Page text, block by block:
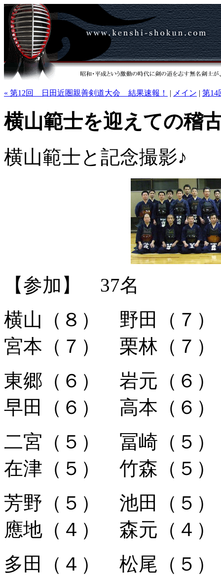
« 第12回 日田近圏親善剣道大会 結果速報！ | メイン | 第
横山範士を迎えての稽
横山範士と記念撮影♪
【参加】 37名
横山（８） 野田（７
宮本（７） 栗林（７
東郷（６） 岩元（６
早田（６） 高本（６
二宮（５） 冨崎（５
在津（５） 竹森（５
芳野（５） 池田（５
應地（４） 森元（４
多田（４） 松尾（５